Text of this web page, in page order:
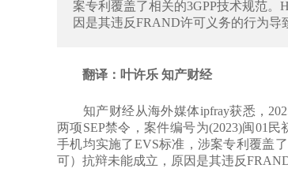
案专利覆盖了相关的3GPP技术规范
因是其违反FRAND许可义务的行为导
翻译：叶许乐 知产财经
知产财经从海外媒体ipfray获悉，2025
两项SEP禁令，案件编号为(2023)闽01
手机均实施了EVS标准，涉案专利覆盖
可）抗辩未能成立，原因是其违反